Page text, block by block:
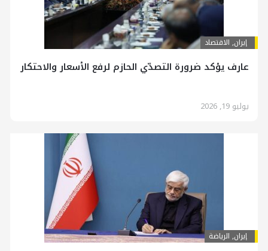
إيران, الاقتصاد
عارف يؤكد ضرورة التصدّي الحازم لرفع الأسعار والاحتكار
يوليو 19, 2026
إيران, الرياضة